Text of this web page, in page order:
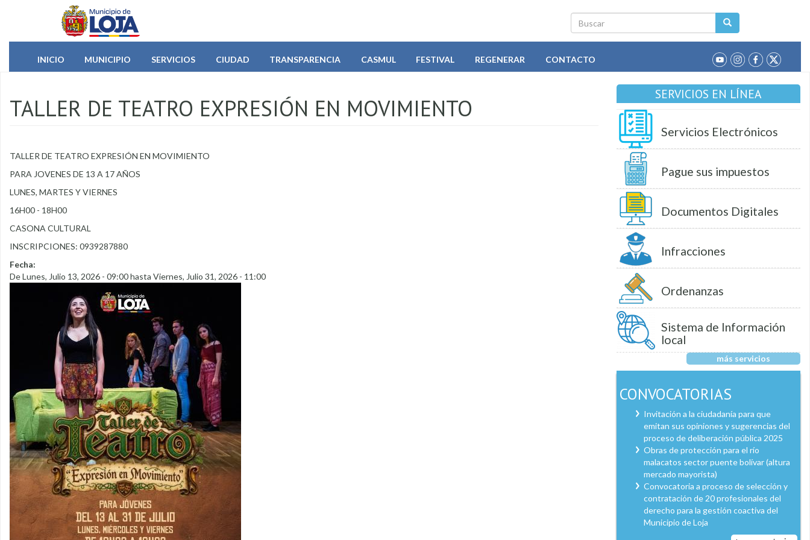
Pasar al contenido principal
Buscar
INICIO
MUNICIPIO SERVICIOS CIUDAD TRANSPARENCIA CASMUL FESTIVAL REGENERAR CONTACTO
TALLER DE TEATRO EXPRESIÓN EN MOVIMIENTO
TALLER DE TEATRO EXPRESIÓN EN MOVIMIENTO
PARA JOVENES DE 13 A 17 AÑOS
LUNES, MARTES Y VIERNES
16H00 - 18H00
CASONA CULTURAL
INSCRIPCIONES: 0939287880
Fecha:
DeLunes, Julio 13, 2026 - 09:00hasta Viernes, Julio 31, 2026 - 11:00
SERVICIOS EN LÍNEA
Servicios Electrónicos
Pague sus impuestos
Documentos Digitales
Infracciones
Ordenanzas
Sistema de Información
local
más servicios
CONVOCATORIAS
Invitación a la ciudadanía para que
emitan sus opiniones y sugerencias del
proceso de deliberación pública 2025
Obras de protección para el río
malacatos sector puente bolívar (altura
mercado mayorista)
Convocatoria a proceso de selección y
contratación de 20 profesionales del
derecho para la gestión coactiva del
Municipio de Loja